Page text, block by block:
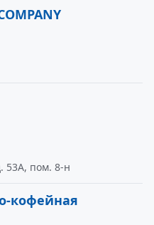
53А, пом. 8-н
кофейная